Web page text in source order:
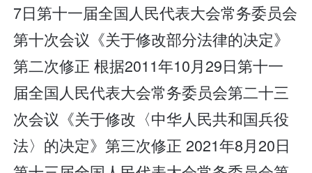
7日第十一届全国人民代表大会常务委员会
第十次会议《关于修改部分法律的决定》
第二次修正 根据2011年10月29日第十一
届全国人民代表大会常务委员会第二十三
次会议《关于修改〈中华人民共和国兵役
法〉的决定》第三次修正 2021年8月20日